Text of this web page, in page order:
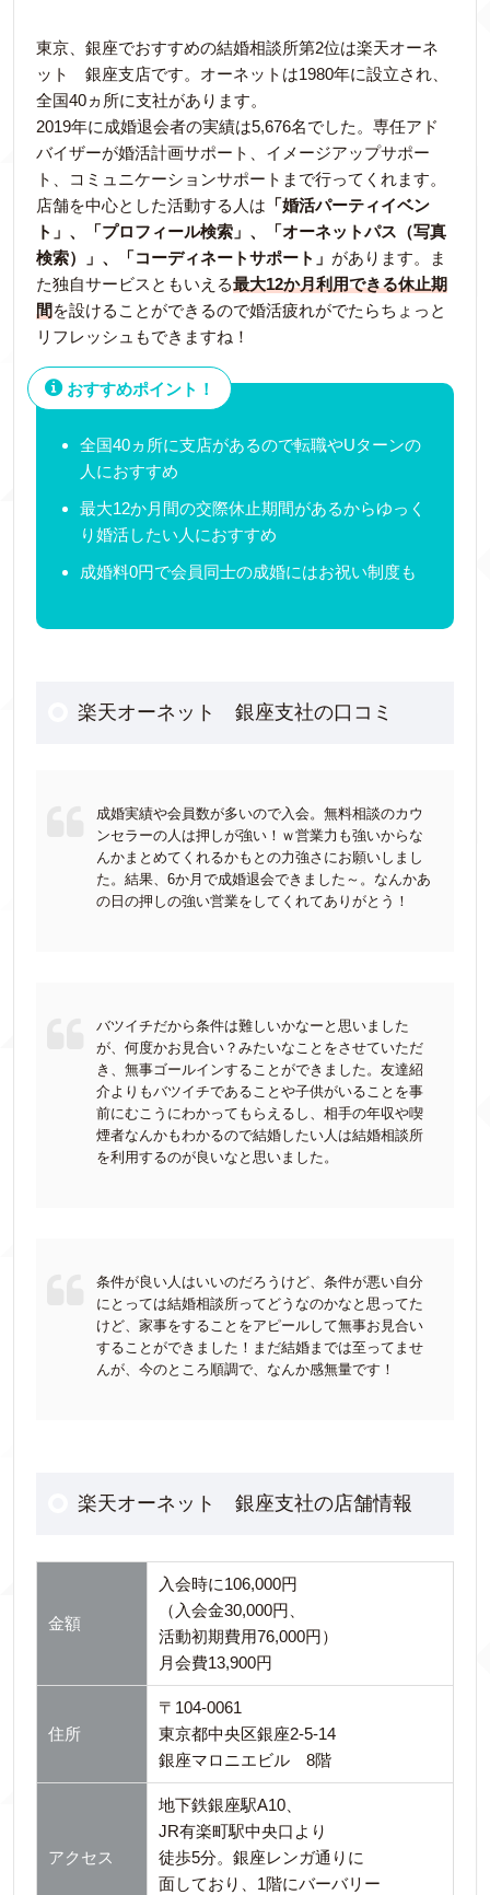
東京、銀座でおすすめの結婚相談所第2位は楽天オーネ
ット 銀座支店です。オーネットは1980年に設立され、
全国40ヵ所に支社があります。
2019年に成婚退会者の実績は5,676名でした。専任アド
バイザーが婚活計画サポート、イメージアップサポー
ト、コミュニケーションサポートまで行ってくれます。
店舗を中心とした活動する人は 「婚活パーティイベン
ト」、「プロフィール検索」、「オーネットパス（写真
検索）」、「コーディネートサポート」 があります。ま
た独自サービスともいえる最大12か月利用できる休止期
間を設けることができるので婚活疲れがでたらちょっと
リフレッシュもできますね！
おすすめポイント！
全国40ヵ所に支店があるので転職やUターンの
人におすすめ
最大12か月間の交際休止期間があるからゆっく
り婚活したい人におすすめ
成婚料0円で会員同士の成婚にはお祝い制度も
楽天オーネット 銀座支社の口コミ
成婚実績や会員数が多いので入会。無料相談のカウ
ンセラーの人は押しが強い！ｗ営業力も強いからな
んかまとめてくれるかもとの力強さにお願いしまし
た。結果、6か月で成婚退会できました～。なんかあ
の日の押しの強い営業をしてくれてありがとう！
バツイチだから条件は難しいかなーと思いました
が、何度かお見合い？みたいなことをさせていただ
き、無事ゴールインすることができました。友達紹
介よりもバツイチであることや子供がいることを事
前にむこうにわかってもらえるし、相手の年収や喫
煙者なんかもわかるので結婚したい人は結婚相談所
を利用するのが良いなと思いました。
条件が良い人はいいのだろうけど、条件が悪い自分
にとっては結婚相談所ってどうなのかなと思ってた
けど、家事をすることをアピールして無事お見合い
することができました！まだ結婚までは至ってませ
んが、今のところ順調で、なんか感無量です！
楽天オーネット 銀座支社の店舗情報
金額
入会時に106,000円
（入会金30,000円、
活動初期費用76,000円）
月会費13,900円
住所
〒104-0061
東京都中央区銀座2-5-14
銀座マロニエビル 8階
アクセス
地下鉄銀座駅A10、
JR有楽町駅中央口より
徒歩5分。銀座レンガ通りに
面しており、1階にバーバリー